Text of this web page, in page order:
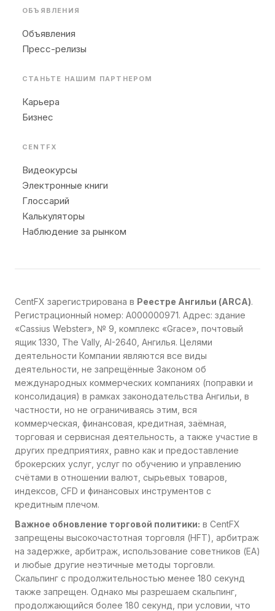
ОБЪЯВЛЕНИЯ
Объявления
Пресс-релизы
СТАНЬТЕ НАШИМ ПАРТНЕРОМ
Карьера
Бизнес
CENTFX
Видеокурсы
Электронные книги
Глоссарий
Калькуляторы
Наблюдение за рынком
CentFX зарегистрирована в Реестре Ангильи (ARCA).
Регистрационный номер: A000000971. Адрес: здание
«Cassius Webster», № 9, комплекс «Grace», почтовый
ящик 1330, The Vally, AI-2640, Ангилья. Целями
деятельности Компании являются все виды
деятельности, не запрещённые Законом об
международных коммерческих компаниях (поправки и
консолидация) в рамках законодательства Ангильи, в
частности, но не ограничиваясь этим, вся
коммерческая, финансовая, кредитная, заёмная,
торговая и сервисная деятельность, а также участие в
других предприятиях, равно как и предоставление
брокерских услуг, услуг по обучению и управлению
счётами в отношении валют, сырьевых товаров,
индексов, CFD и финансовых инструментов с
кредитным плечом.
Важное обновление торговой политики: в CentFX
запрещены высокочастотная торговля (HFT), арбитраж
на задержке, арбитраж, использование советников (EA)
и любые другие неэтичные методы торговли.
Скальпинг с продолжительностью менее 180 секунд
также запрещен. Однако мы разрешаем скальпинг,
продолжающийся более 180 секунд, при условии, что